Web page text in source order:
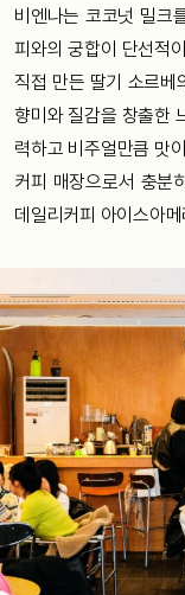
비엔나는 코코넛 밀크
피와의 궁합이 단선적
직접 만든 딸기 소르베
향미와 질감을 창출한
력하고 비주얼만큼 맛
커피 매장으로서 충분
데일리커피 아이스아